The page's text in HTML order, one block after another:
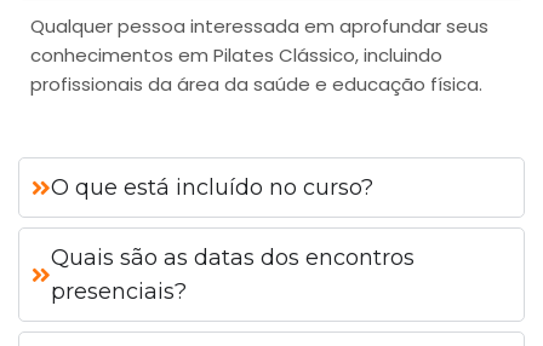
Qualquer pessoa interessada em aprofundar seus
conhecimentos em Pilates Clássico, incluindo
profissionais da área da saúde e educação física.
O que está incluído no curso?
Quais são as datas dos encontros
presenciais?